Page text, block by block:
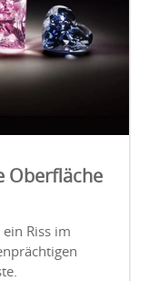
Oberfläche
Riss im